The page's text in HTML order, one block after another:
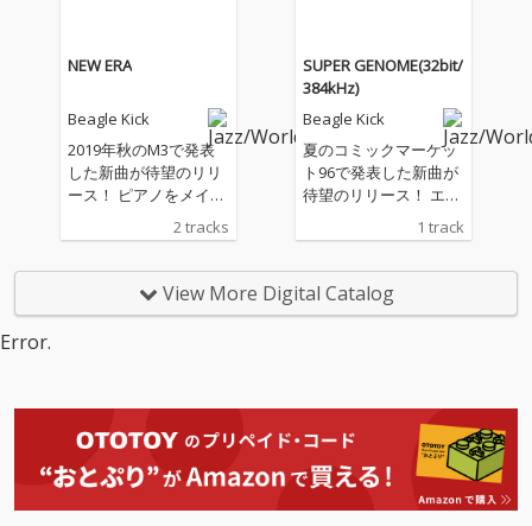
クション、一切なし。
マスタリングエンジニ
結した宝箱のような1
枚。 それが「Masterin
g Treasure」 スタジオ
機材の性能を最大限に
TIC REVIVE製品を多数
ルギッシュかつ低歪
み。圧倒的な鮮度の高
マスタリングを実施。
制作時期の異なる楽曲
群を、一つの作品とし
て安心して聴けるよう
リファインされた。 生
演奏にこだわり、作り
たい音楽を高音質で届
に貫かれるコンセプト
その熱を感じられるこ
とだろう。 スタジオ機
圧倒的な鮮度の高さを
実現し、ありのままの
楽器音を克明に描き出
す。
NEW ERA
Beagle Kick
2019年秋のM3で発表
した新曲が待望のリリ
ース！ ピアノをメイン
とした4ピースのジャ
ズロック。エモーショ
インタイトルと、 Bea
gle Kick初のDSD録音と
世界三大ピアノのひと
つ、ベーゼンドルファ
ーの290 Imperialを野
崎洋一氏に演奏いただ
2 tracks
SUPER GENOME(32bit/
384kHz)
Beagle Kick
夏のコミックマーケッ
ト96で発表した新曲が
待望のリリース！ エレ
クトロ？コンテポラリ
ー？ジャズ？ Beagle K
摩訶不思議、これまで
に無かった新境地！ 38
き出しまでネイティブ
32bit整数を保った音源
は極めて珍しく、世界
初とも言われている。
SUPER GENOMEは、ハ
1 track
View More Digital Catalog
Error.